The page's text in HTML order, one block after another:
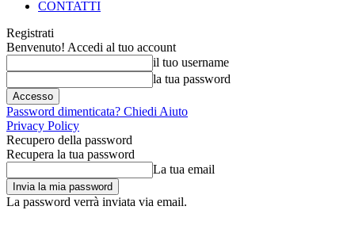
CONTATTI
Registrati
Benvenuto! Accedi al tuo account
il tuo username
la tua password
Password dimenticata? Chiedi Aiuto
Privacy Policy
Recupero della password
Recupera la tua password
La tua email
La password verrà inviata via email.